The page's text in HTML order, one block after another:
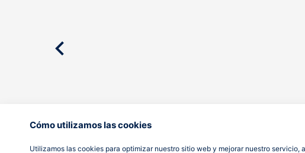
Cómo utilizamos las cookies
Utilizamos las cookies para optimizar nuestro sitio web y mejorar nuestro servicio,